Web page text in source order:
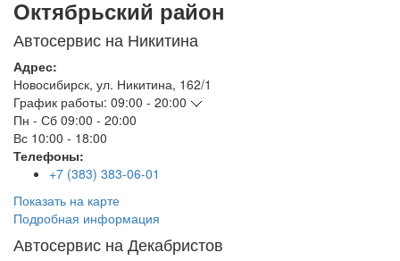
Октябрьский район
Автосервис на Никитина
Адрес:
Новосибирск, ул. Никитина, 162/1
График работы: 09:00 - 20:00
Пн - Сб 09:00 - 20:00
Вс 10:00 - 18:00
Телефоны:
+7 (383) 383-06-01
Показать на карте
Подробная информация
Автосервис на Декабристов